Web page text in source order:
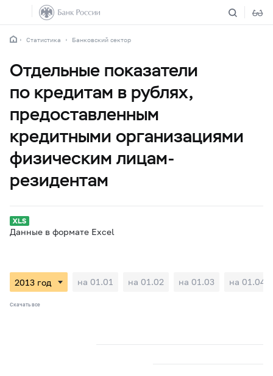
Статистика Банковский сектор
Отдельные показатели
по кредитам в рублях,
предоставленным
кредитными организациями
физическим лицам-
резидентам
Данные в формате Excel
на 01.01 на 01.02 на 01.03 на 01.04
Скачать все